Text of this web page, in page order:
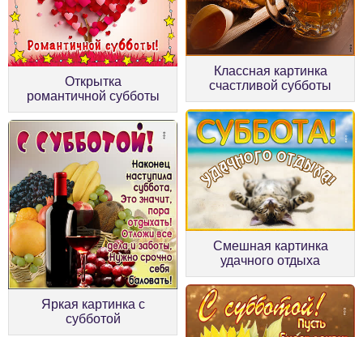
Открытка
романтичной субботы
Классная картинка
счастливой субботы
Яркая картинка с
субботой
Смешная картинка
удачного отдыха